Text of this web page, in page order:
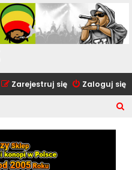
Zaloguj się
Zarejestruj się